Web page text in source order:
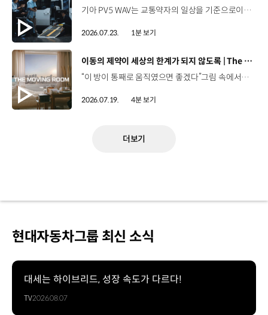
기아 PV5 WAV는 교통약자의 일상을 기준으로이동 과정을 다시 설계했습니다. 탑승자의 목적에 맞게 확장되는 모빌리티, PV5 WAV 개발 스토리를 영상으로 확인해 보세요. #현대자동차그룹 #TheMovingRoom #기아 #PV5 #PV5WAV #PBV #목적기반모빌리티
2026.07.23. 1분 보기
[동영상]
이동의 제약이 세상의 한계가 되지 않도록 | The Moving Room
“이 방이 통째로 움직였으면 좋겠다”그림 속에서만 그리던 여행이 현실이 되기까지 기아 PV5 WAV는 필요한 의료 장비를 싣고가족과 한 공간에서 함께 떠날 수 있도록이동의 경험을 다시 설계했습니다. 같은 풍경을 보고, 같은 순간을 나누는 일현대자동차그룹은 모두를 위한 이동을 만들어갑니다. #현대자동차그룹 #TheMovingRoom #PV5 #기아 #목적기반모빌리티 #PV5WAV #PBV
2026.07.19. 4분 보기
더보기
현대자동차그룹 최신 소식
대세는 하이브리드, 성장 속도가 다르다!
TV2026.08.07